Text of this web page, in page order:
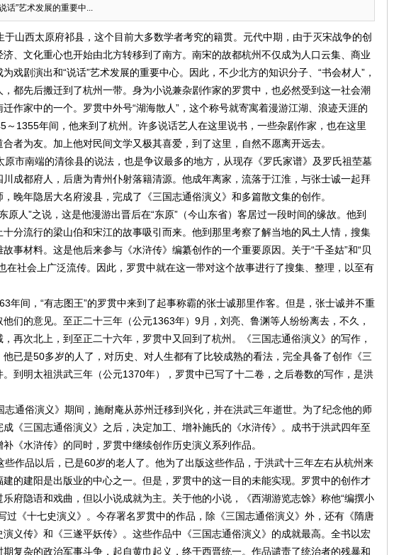
话”艺术发展的重要中...
山西太原府祁县，这个目前大多数学者考究的籍贯。元代中期，由于灭宋战争的创
、文化重心也开始由北方转移到了南方。南宋的故都杭州不仅成为人口云集、商业
戏剧演出和“说话”艺术发展的重要中心。因此，不少北方的知识分子、“书会材人”，
都先后搬迁到了杭州一带。身为小说兼杂剧作家的罗贯中，也必然受到这一社会潮
作家中的一个。罗贯中外号“湖海散人”，这个称号就寄寓着漫游江湖、浪迹天涯的
～1355年间，他来到了杭州。许多说话艺人在这里说书，一些杂剧作家，也在这里
者为友。加上他对民间文学又极其喜爱，到了这里，自然不愿离开远去。
市南端的清徐县的说法，也是争议最多的地方，从现存《罗氏家谱》及罗氏祖茔墓
成都府人，后唐为青州仆射落籍清源。他成年离家，流落于江淮，与张士诚一起拜
晚年隐居大名府浚县，完成了《三国志通俗演义》和多篇散文集的创作。
人”之说，这是他漫游出晋后在“东原”（今山东省）客居过一段时间的缘故。他到
分流行的梁山伯和宋江的故事吸引而来。他到那里考察了解当地的风土人情，搜集
事材料。这是他后来参与《水浒传》编纂创作的一个重要原因。关于“千圣姑”和“贝
在社会上广泛流传。因此，罗贯中就在这一带对这个故事进行了搜集、整理，以至有
年间，“有志图王”的罗贯中来到了起事称霸的张士诚那里作客。但是，张士诚并不重
们的意见。至正二十三年（公元1363年）9月，刘亮、鲁渊等人纷纷离去，不久，
再次北上，到至正二十六年，罗贯中又回到了杭州。《三国志通俗演义》的写作，
已是50多岁的人了，对历史、对人生都有了比较成熟的看法，完全具备了创作《三
。到明太祖洪武三年（公元1370年），罗贯中已写了十二卷，之后卷数的写作，是洪
通俗演义》期间，施耐庵从苏州迁移到兴化，并在洪武三年逝世。为了纪念他的师
《三国志通俗演义》之后，决定加工、增补施氏的《水浒传》。成书于洪武四年至
《水浒传》的同时，罗贯中继续创作历史演义系列作品。
作品以后，已是60岁的老人了。他为了出版这些作品，于洪武十三年左右从杭州来
的建阳是出版业的中心之一。但是，罗贯中的这一目的未能实现。罗贯中的创作才
府隐语和戏曲，但以小说成就为主。关于他的小说，《西湖游览志馀》称他“编撰小
过《十七史演义》。今存署名罗贯中的作品，除《三国志通俗演义》外，还有《隋唐
义传》和《三遂平妖传》。这些作品中《三国志通俗演义》的成就最高。全书以宏
复杂的政治军事斗争，起自黄巾起义，终于西晋统一。作品谴责了统治者的残暴和